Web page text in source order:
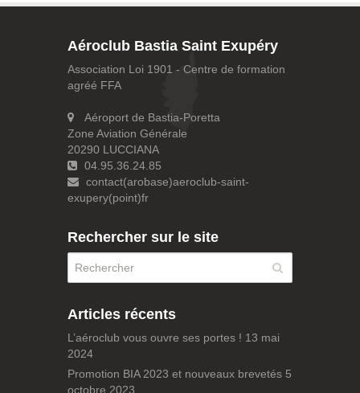
Aéroclub Bastia Saint Exupéry
Association Loi 1901 - Centre de formation
agréé FFA
Aéroport de Bastia-Poretta
Zone Aviation Générale
20290 LUCCIANA
04.95.36.24.85
contact(arobase)aeroclub-saint-
exupery(point)fr
Rechercher sur le site
Articles récents
L’aéroclub vous ouvre ses portes ! 13 mai
2024
Promotion BIA 2023 et nouveaux brevetés 5
octobre 2023